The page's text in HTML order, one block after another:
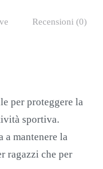
Recensioni (0)
per proteggere la
sportiva.
a mantenere la
ragazzi che per